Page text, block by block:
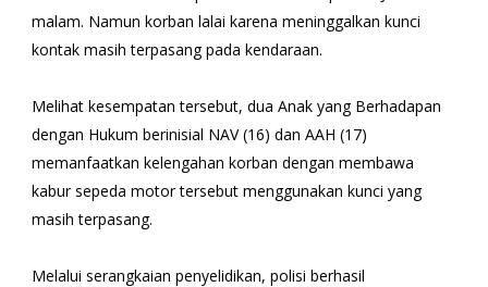
malam. Namun korban lalai karena meninggalkan kunci
kontak masih terpasang pada kendaraan.
Melihat kesempatan tersebut, dua Anak yang Berhadapan
dengan Hukum berinisial NAV (16) dan AAH (17)
memanfaatkan kelengahan korban dengan membawa
kabur sepeda motor tersebut menggunakan kunci yang
masih terpasang.
Melalui serangkaian penyelidikan, polisi berhasil